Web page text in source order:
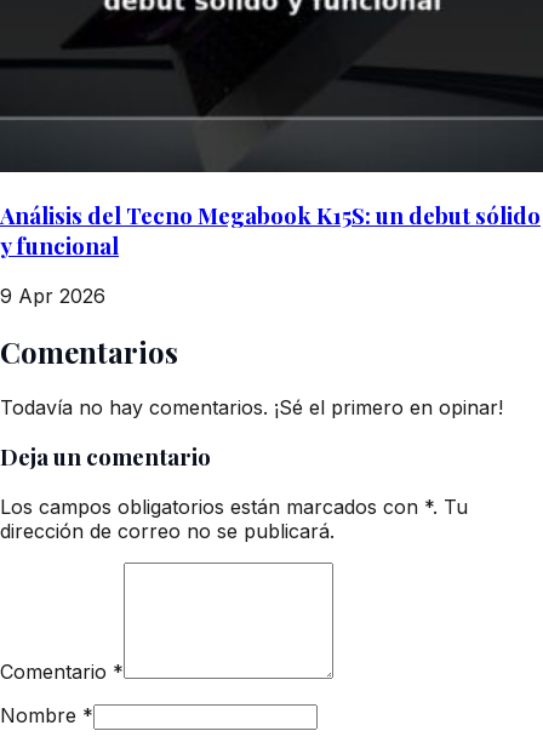
Análisis del Tecno Megabook K15S: un debut sólido
y funcional
9 Apr 2026
Comentarios
Todavía no hay comentarios. ¡Sé el primero en opinar!
Deja un comentario
Los campos obligatorios están marcados con *. Tu
dirección de correo no se publicará.
Comentario *
Nombre *